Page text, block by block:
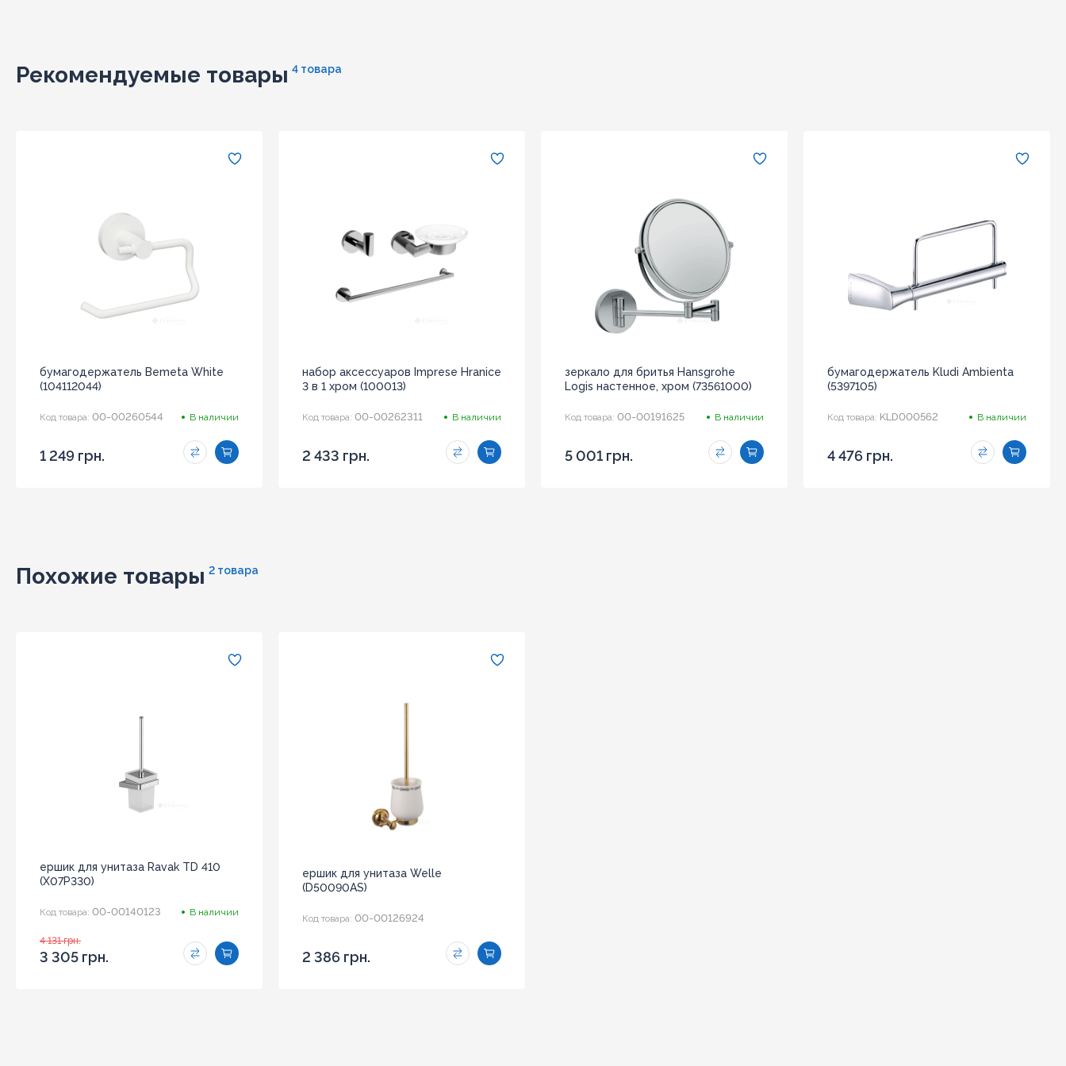
Рекомендуемые товары 4 товара
бумагодержатель Bemeta White
(104112044)
Код товара: 00-00260544 В наличии
1 249 грн.
набор аксессуаров Imprese Hranice
3 в 1 хром (100013)
Код товара: 00-00262311 В наличии
2 433 грн.
зеркало для бритья Hansgrohe
Logis настенное, хром (73561000)
Код товара: 00-00191625 В наличии
5 001 грн.
бумагодержатель Kludi Ambienta
(5397105)
Код товара: KLD000562 В наличии
4 476 грн.
Похожие товары 2 товара
ершик для унитаза Ravak TD 410
(X07P330)
Код товара: 00-00140123 В наличии
4 131 грн.
3 305 грн.
ершик для унитаза Welle
(D50090AS)
Код товара: 00-00126924
2 386 грн.